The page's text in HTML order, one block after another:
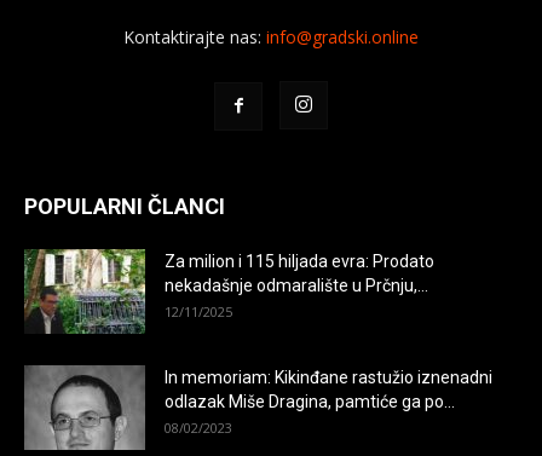
Kontaktirajte nas: info@gradski.online
POPULARNI ČLANCI
Za milion i 115 hiljada evra: Prodato
nekadašnje odmaralište u Prčnju,...
12/11/2025
In memoriam: Kikinđane rastužio iznenadni
odlazak Miše Dragina, pamtiće ga po...
08/02/2023